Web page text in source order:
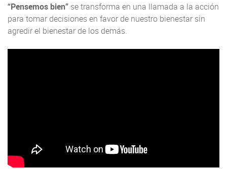
“Pensemos bien” se transforma en una llamada a la acción
para tomar decisiones en favor de nuestro bienestar sin
agredir el bienestar de los demás.